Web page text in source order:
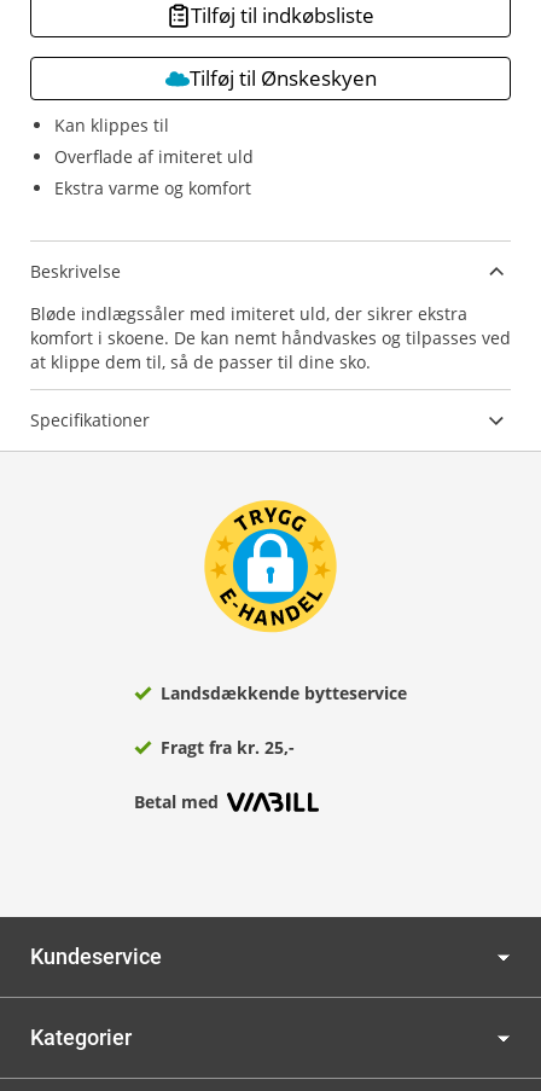
Kan klippes til
Overflade af imiteret uld
Ekstra varme og komfort
Tilføj til indkøbsliste
Tilføj til Ønskeskyen
Beskrivelse
Bløde indlægssåler med imiteret uld, der sikrer ekstra
komfort i skoene. De kan nemt håndvaskes og tilpasses ved
at klippe dem til, så de passer til dine sko.
Specifikationer
Landsdækkende bytteservice
Fragt fra kr. 25,-
Betal med
Kundeservice
Kategorier